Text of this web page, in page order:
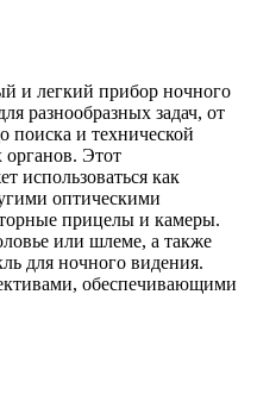
и легкий прибор ночного
разнообразных задач, от
поиска и технической
Этот
использоваться как
оптическими
прицелы и камеры.
или шлеме, а также
для ночного видения.
обеспечивающими